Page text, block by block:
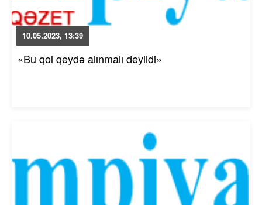
10.05.2023, 13:39
«Bu qol qeydə alınmalı deyildi»